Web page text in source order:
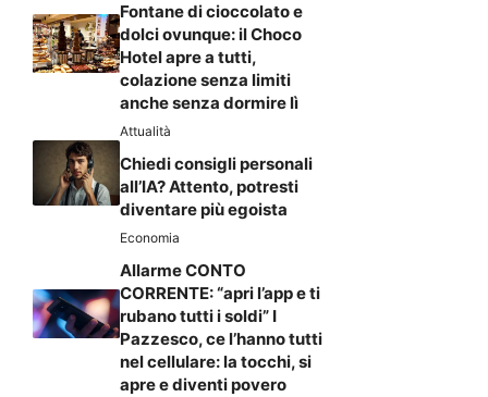
Fontane di cioccolato e
dolci ovunque: il Choco
Hotel apre a tutti,
colazione senza limiti
anche senza dormire lì
Attualità
Chiedi consigli personali
all’IA? Attento, potresti
diventare più egoista
Economia
Allarme CONTO
CORRENTE: “apri l’app e ti
rubano tutti i soldi” I
Pazzesco, ce l’hanno tutti
nel cellulare: la tocchi, si
apre e diventi povero